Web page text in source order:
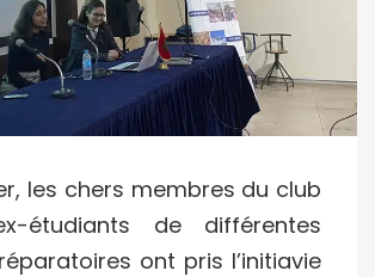
les chers membres du club
étudiants de différentes
ont pris l’initiavie